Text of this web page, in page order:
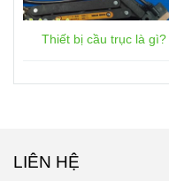
Thiết bị cầu trục là gì?
LIÊN HỆ